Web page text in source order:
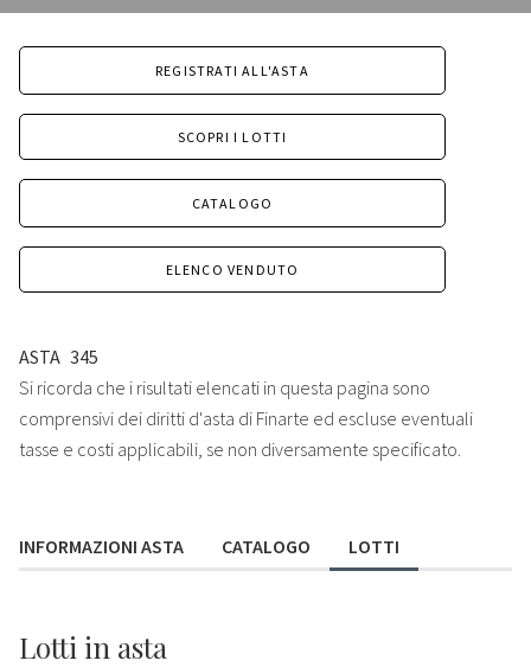
REGISTRATI ALL'ASTA
SCOPRI I LOTTI
CATALOGO
ELENCO VENDUTO
ASTA 345
Si ricorda che i risultati elencati in questa pagina sono
comprensivi dei diritti d'asta di Finarte ed escluse eventuali
tasse e costi applicabili, se non diversamente specificato.
INFORMAZIONI ASTA CATALOGO LOTTI
Lotti in asta